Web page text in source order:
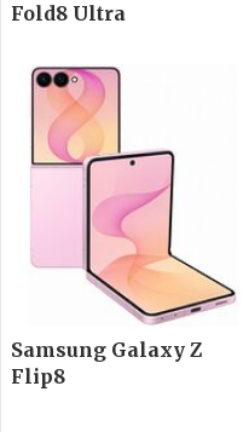
Fold8 Ultra
Samsung Galaxy Z
Flip8